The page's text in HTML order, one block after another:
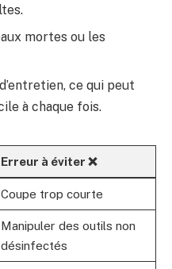
mortes ou les
ce qui peut
à chaque fois.
Erreur à éviter ❌
Coupe trop courte
Manipuler des outils non
désinfectés